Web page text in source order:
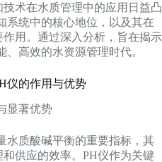
术在水质管理中的应用日益凸
系统中的核心地位，以及其在
用。通过深入分析，旨在揭示
高效的水资源管理时代。
仪的作用与优势
显著优势
水质酸碱平衡的重要指标，其
供应的效率。PH仪作为关键